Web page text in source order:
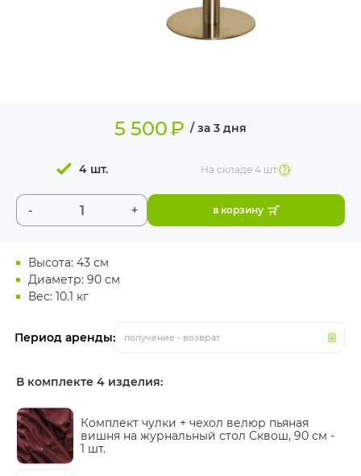
Высота: 43 см
Диаметр: 90 см
Вес: 10.1 кг
Период аренды: получение - возврат
5 500₽ / за 3 дня
- +
4 шт. На складе4 шт
в корзину
В комплекте 4 изделия:
Комплект чулки + чехол велюр пьяная
вишня на журнальный стол Сквош, 90 см -
1 шт.